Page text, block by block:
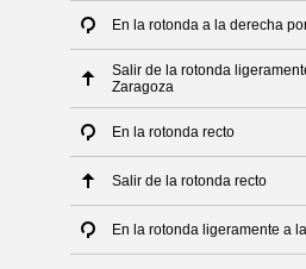
En la rotonda a la derecha
Salir de la rotonda
Zaragoza
En la rotonda recto
Salir de la rotonda recto
En la rotonda ligeramente a